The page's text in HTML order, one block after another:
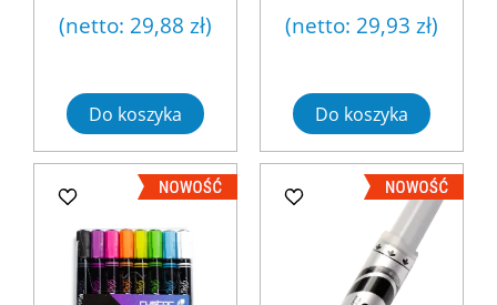
(netto: 29,88 zł)
Do koszyka
(netto: 29,93 zł)
Do koszyka